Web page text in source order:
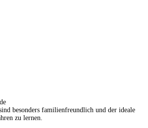
besonders familienfreundlich und der ideale
zu lernen.